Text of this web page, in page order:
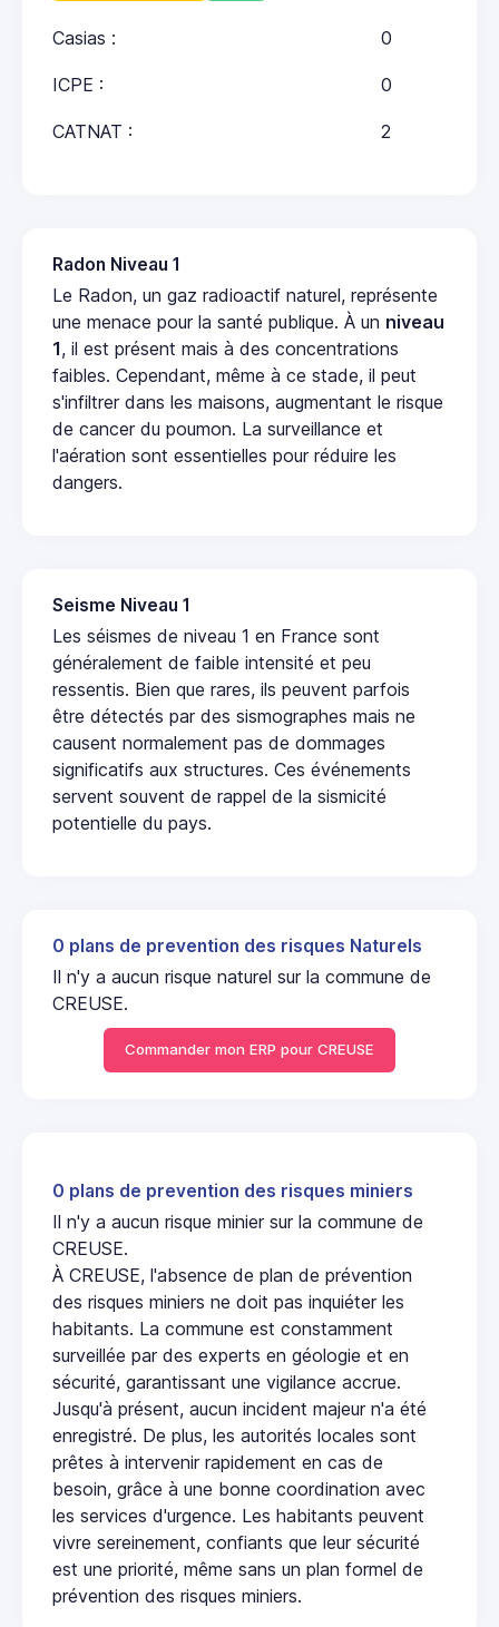
Casias : 0
ICPE : 0
CATNAT : 2
Radon Niveau 1
Le Radon, un gaz radioactif naturel, représente
une menace pour la santé publique. À un niveau
1, il est présent mais à des concentrations
faibles. Cependant, même à ce stade, il peut
s'infiltrer dans les maisons, augmentant le risque
de cancer du poumon. La surveillance et
l'aération sont essentielles pour réduire les
dangers.
Seisme Niveau 1
Les séismes de niveau 1 en France sont
généralement de faible intensité et peu
ressentis. Bien que rares, ils peuvent parfois
être détectés par des sismographes mais ne
causent normalement pas de dommages
significatifs aux structures. Ces événements
servent souvent de rappel de la sismicité
potentielle du pays.
0 plans de prevention des risques Naturels
Il n'y a aucun risque naturel sur la commune de
CREUSE.
Commander mon ERP pour CREUSE
0 plans de prevention des risques miniers
Il n'y a aucun risque minier sur la commune de
CREUSE.
À CREUSE, l'absence de plan de prévention
des risques miniers ne doit pas inquiéter les
habitants. La commune est constamment
surveillée par des experts en géologie et en
sécurité, garantissant une vigilance accrue.
Jusqu'à présent, aucun incident majeur n'a été
enregistré. De plus, les autorités locales sont
prêtes à intervenir rapidement en cas de
besoin, grâce à une bonne coordination avec
les services d'urgence. Les habitants peuvent
vivre sereinement, confiants que leur sécurité
est une priorité, même sans un plan formel de
prévention des risques miniers.